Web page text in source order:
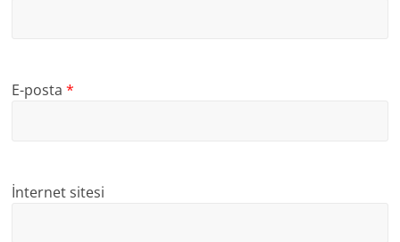
E-posta*
İnternet sitesi